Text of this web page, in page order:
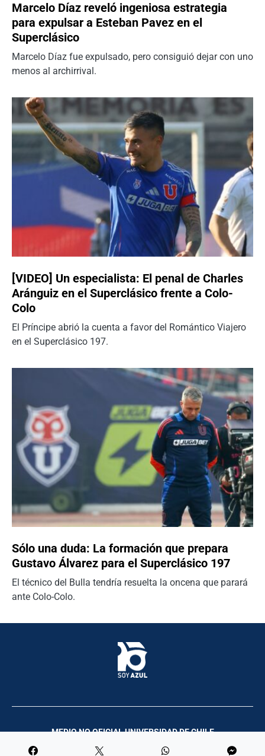
Marcelo Díaz reveló ingeniosa estrategia
para expulsar a Esteban Pavez en el
Superclásico
Marcelo Díaz fue expulsado, pero consiguió dejar con uno
menos al archirrival.
[VIDEO] Un especialista: El penal de Charles
Aránguiz en el Superclásico frente a Colo-
Colo
El Príncipe abrió la cuenta a favor del Romántico Viajero
en el Superclásico 197.
Sólo una duda: La formación que prepara
Gustavo Álvarez para el Superclásico 197
El técnico del Bulla tendría resuelta la oncena que parará
ante Colo-Colo.
MEDIO NO OFICIAL UNIVERSIDAD DE CHILE
Palco Comunicación y Producciones | 2023